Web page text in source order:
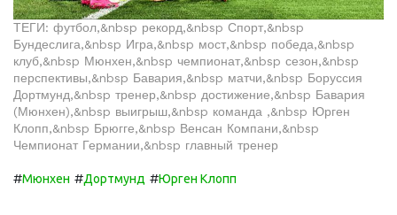
ТЕГИ: футбол,&nbsp рекорд,&nbsp Спорт,&nbsp
Бундеслига,&nbsp Игра,&nbsp мост,&nbsp победа,&nbsp
клуб,&nbsp Мюнхен,&nbsp чемпионат,&nbsp сезон,&nbsp
перспективы,&nbsp Бавария,&nbsp матчи,&nbsp Боруссия
Дортмунд,&nbsp тренер,&nbsp достижение,&nbsp Бавария
(Мюнхен),&nbsp выигрыш,&nbsp команда ,&nbsp Юрген
Клопп,&nbsp Брюгге,&nbsp Венсан Компани,&nbsp
Чемпионат Германии,&nbsp главный тренер
#Мюнхен #Дортмунд #Юрген Клопп